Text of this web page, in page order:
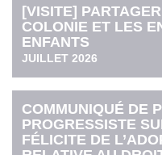
[VISITE]
COLONIE ET LES
ENFANTS
JUILLET 2026
COMMUNIQUÉ DE
PROGRESSISTE
FÉLICITE DE